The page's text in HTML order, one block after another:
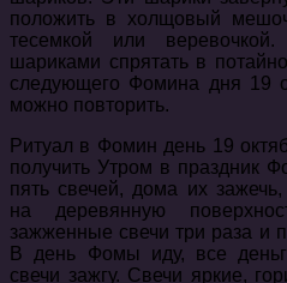
положить в холщовый
тесемкой или
шариками спрятать в
следующего Фомина дня 19
можно повторить.
Ритуал в Фомин день 19
получить Утром в праздник
пять свечей, дома их
на деревянную
зажженные свечи три раза и
В день Фомы иду, все
свечи зажгу. Свечи яркие,